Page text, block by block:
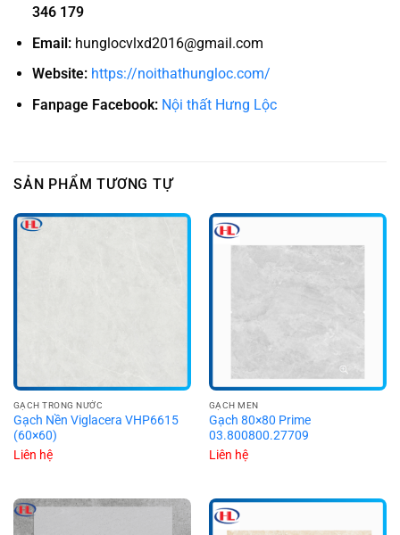
346 179
Email:hunglocvlxd2016@gmail.com
Website: https://noithathungloc.com/
Fanpage Facebook: Nội thất Hưng Lộc
SẢN PHẨM TƯƠNG TỰ
GẠCH TRONG NƯỚC
Gạch Nền Viglacera VHP6615
(60×60)
Liên hệ
GẠCH MEN
Gạch 80×80 Prime
03.800800.27709
Liên hệ